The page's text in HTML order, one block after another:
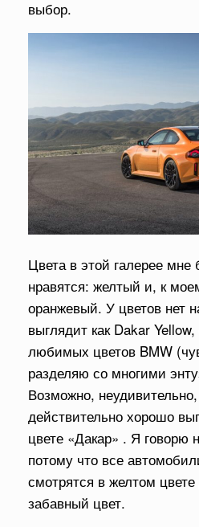
выбор.
Цвета в этой галерее мне
нравятся: желтый и, к
оранжевый. У цветов нет
выглядит как Dakar
любимых цветов BMW
разделяю со многими
Возможно,
действительно хорошо
цвете «Дакар» . Я говорю
потому что все
смотрятся в желтом цвете
забавный цвет.